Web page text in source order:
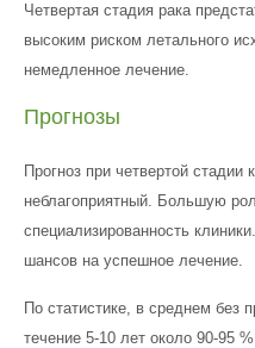
Четвертая стадия рака
высоким риском летального
немедленное лечение.
Прогнозы
Прогноз при четвертой
неблагоприятный. Большую
специализированность
шансов на успешное лечение.
По статистике, в среднем без
течение 5-10 лет около 90-95